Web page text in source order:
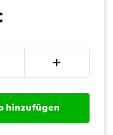
+
hinzufügen